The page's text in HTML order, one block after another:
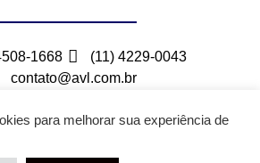
1668
(11) 4229-0043
contato@avl.com.br
do Sul – SP
para melhorar sua experiência de